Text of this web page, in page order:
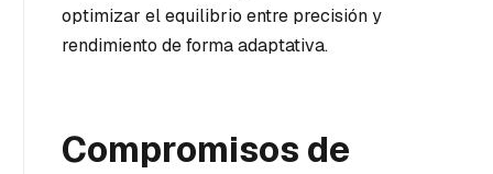
optimizar el equilibrio entre precisión y
rendimiento de forma adaptativa.
Compromisos de